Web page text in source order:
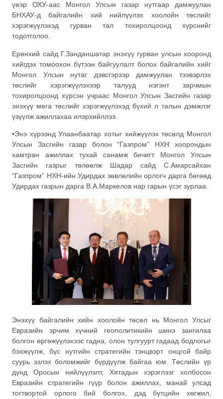
үеэр ОХУ-аас Монгол Улсын газар нутгаар дамжуулан
БНХАУ-д байгалийн хий нийлүүлэх хоолойн төслийг
хэрэгжүүлэхэд гурван тал тохиролцоонд хүрснийг
тодотголоо.
Ерөнхий сайд Г.Занданшатар энэхүү гурван улсын хооронд
хийгдэх томоохон бүтээн байгуулалт болох байгалийн хийг
Монгол Улсын нутаг дэвсгэрээр дамжуулан тээвэрлэх
төслийг хэрэгжүүлэхээр талууд нэгэнт зарчмын
тохиролцоонд хүрсэн учраас Монгол Улсын Засгийн газар
энэхүү мега төслийг хэрэгжүүлэхэд бүхий л талын дэмжлэг
үзүүлж ажиллахаа илэрхийллээ.
•Энэ хүрээнд Улаанбаатар хотыг хийжүүлэх төсөлд Монгол
Улсын Засгийн газар болон “Газпром” НХН хоорондын
хамтран ажиллах тухай санамж бичигт Монгол Улсын
Засгийн газрыг төлөөлж Шадар сайд С.Амарсайхан
“Газпром” НХН-ийн Удирдах зөвлөлийн орлогч дарга бөгөөд
Удирдах газрын дарга В.А.Маркелов нар гарын үсэг зурлаа.
Энэхүү байгалийн хийн хоолойн төсөл нь Монгол Улсыг
Евразийн эрчим хүчний геополитикийн шинэ зангилаа
болгон өргөжүүлэхээс гадна, олон тулгуурт гадаад бодлогыг
бэхжүүлж, бүс нутгийн стратегийн тэнцвэрт онцгой байр
суурь эзлэх боломжийг бүрдүүлж байгаа юм. Төслийн үр
дүнд Оросын нийлүүлэлт, Хятадын хэрэглээг холбосон
Евразийн стратегийн гүүр болон ажиллах, манай улсад
тогтвортой орлого бий болгох, дэд бүтцийн хөгжил,